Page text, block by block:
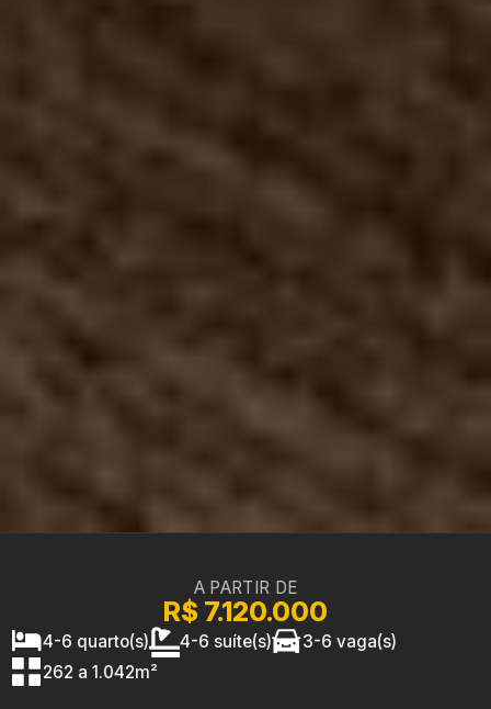
A PARTIR DE
R$ 7.120.000
4-6 quarto(s) 4-6 suíte(s)
3-6 vaga(s)
262 a 1.042m²